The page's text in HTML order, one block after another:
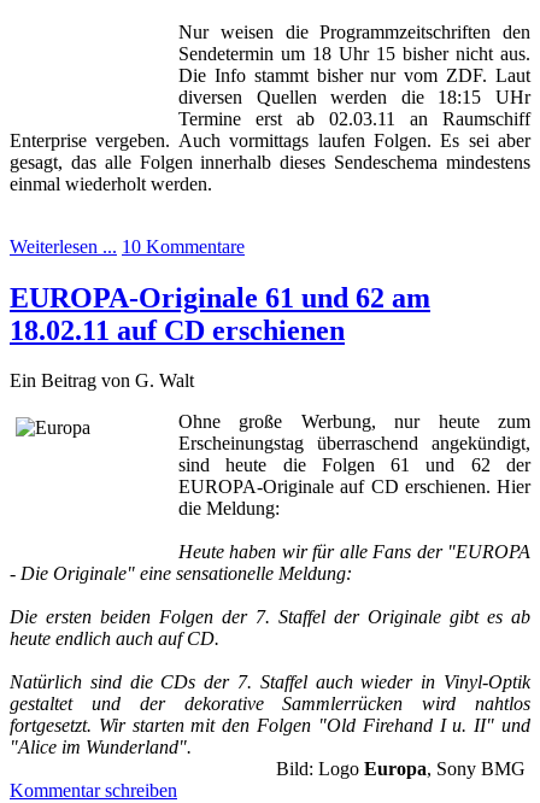
Nur weisen die Programmzeitschriften den
Sendetermin um 18 Uhr 15 bisher nicht aus.
Die Info stammt bisher nur vom ZDF. Laut
diversen Quellen werden die 18:15 UHr
Termine erst ab 02.03.11 an Raumschiff
Enterprise vergeben. Auch vormittags laufen Folgen. Es sei aber
gesagt, das alle Folgen innerhalb dieses Sendeschema mindestens
einmal wiederholt werden.
Weiterlesen ... 10 Kommentare
EUROPA-Originale 61 und 62 am
18.02.11 auf CD erschienen
Ein Beitrag von G. Walt
Ohne große Werbung, nur heute zum
Erscheinungstag überraschend angekündigt,
sind heute die Folgen 61 und 62 der
EUROPA-Originale auf CD erschienen. Hier
die Meldung:
Heute haben wir für alle Fans der "EUROPA
- Die Originale" eine sensationelle Meldung:
Die ersten beiden Folgen der 7. Staffel der Originale gibt es ab
heute endlich auch auf CD.
Natürlich sind die CDs der 7. Staffel auch wieder in Vinyl-Optik
gestaltet und der dekorative Sammlerrücken wird nahtlos
fortgesetzt. Wir starten mit den Folgen "Old Firehand I u. II" und
"Alice im Wunderland".
Bild: Logo Europa, Sony BMG
Kommentar schreiben